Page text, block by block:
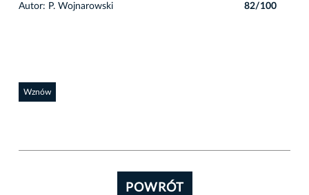
Autor: P. Wojnarowski 82/100
Wznów
POWRÓT